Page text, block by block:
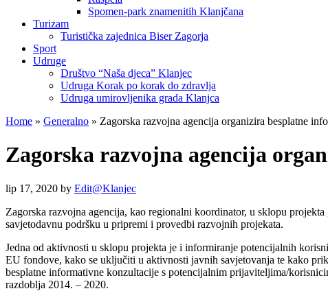
Spomen-park znamenitih Klanjčana
Turizam
Turistička zajednica Biser Zagorja
Sport
Udruge
Društvo “Naša djeca” Klanjec
Udruga Korak po korak do zdravlja
Udruga umirovljenika grada Klanjca
Home » Generalno » Zagorska razvojna agencija organizira besplatne
Zagorska razvojna agencija
lip 17, 2020 by Edit@Klanjec
Zagorska razvojna agencija, kao regionalni koordinator, u sklopu
savjetodavnu podršku u pripremi i provedbi razvojnih projekata.
Jedna od aktivnosti u sklopu projekta je i informiranje potencijalnih
EU fondove, kako se uključiti u aktivnosti javnih savjetovanja te kako
besplatne informativne konzultacije s potencijalnim prijaviteljima/
razdoblja 2014. – 2020.